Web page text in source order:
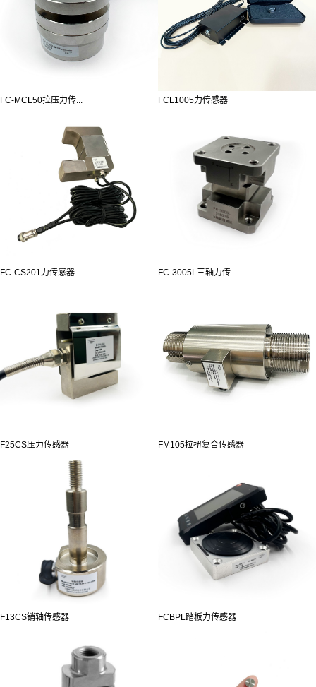
FC-MCL50拉压力传... FCL1005力传感器
FC-CS201力传感器 FC-3005L三轴力传...
F25CS压力传感器 FM105拉扭复合传感器
F13CS销轴传感器 FCBPL踏板力传感器